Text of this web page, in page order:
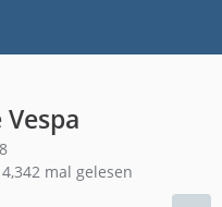
mal gelesen